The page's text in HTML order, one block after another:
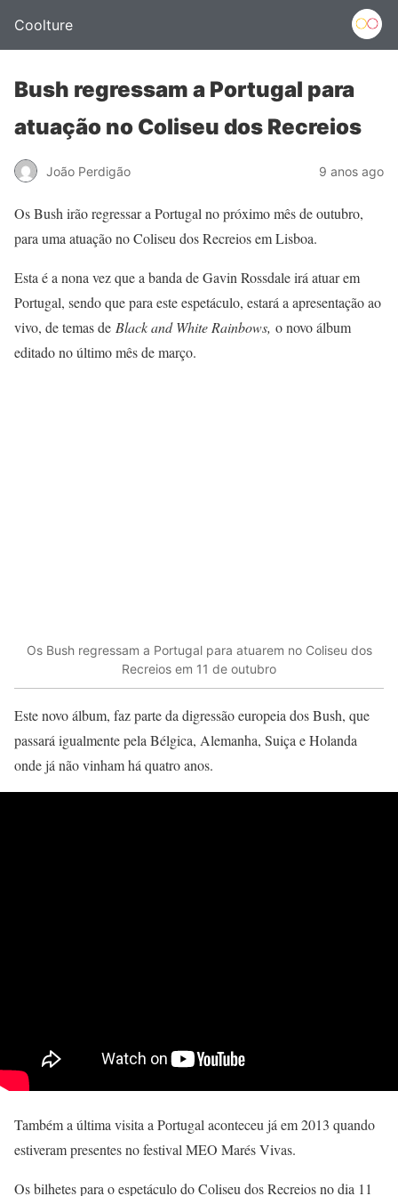
Coolture
Bush regressam a Portugal para
atuação no Coliseu dos Recreios
João Perdigão 9 anos ago
Os Bush irão regressar a Portugal no próximo mês de outubro,
para uma atuação no Coliseu dos Recreios em Lisboa.
Esta é a nona vez que a banda de Gavin Rossdale irá atuar em
Portugal, sendo que para este espetáculo, estará a apresentação ao
vivo, de temas de Black and White Rainbows, o novo álbum
editado no último mês de março.
Os Bush regressam a Portugal para atuarem no Coliseu dos
Recreios em 11 de outubro
Este novo álbum, faz parte da digressão europeia dos Bush, que
passará igualmente pela Bélgica, Alemanha, Suiça e Holanda
onde já não vinham há quatro anos.
Também a última visita a Portugal aconteceu já em 2013 quando
estiveram presentes no festival MEO Marés Vivas.
Os bilhetes para o espetáculo do Coliseu dos Recreios no dia 11